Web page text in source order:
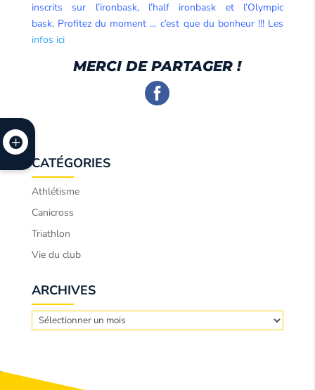
inscrits sur l’ironbask, l’half ironbask et l’Olympic
bask. Profitez du moment … c’est que du bonheur !!! Les
infos ici
MERCI DE PARTAGER !
CATÉGORIES
Athlétisme
Canicross
Triathlon
Vie du club
ARCHIVES
Archives